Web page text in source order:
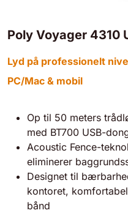
Poly Voyager 4310
Lyd på professionelt
PC/Mac & mobil
Op til 50 meters
med BT700 USB-
Acoustic Fence-
eliminerer
Designet til
kontoret,
bånd